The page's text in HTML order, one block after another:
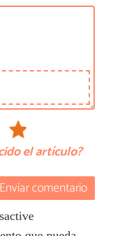
el artículo?
Enviar comentario